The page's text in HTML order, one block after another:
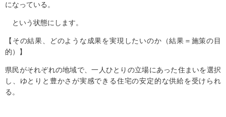
になっている。
という状態にします。
【その結果、どのような成果を実現したいのか（結果＝施策の目
的）】
県民がそれぞれの地域で、一人ひとりの立場にあった住まいを選択
し、ゆとりと豊かさが実感できる住宅の安定的な供給を受けられ
る。